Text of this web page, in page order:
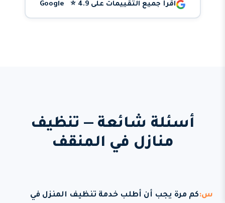
اقرأ جميع التقييمات على Google ⭐ 4.9
أسئلة شائعة — تنظيف
منازل في المنقف
كم مرة يجب أن أطلب خدمة تنظيف المنزل في